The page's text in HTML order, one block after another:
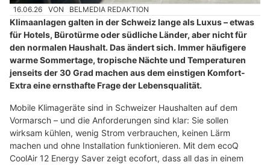
16.06.26 VON BELMEDIA REDAKTION
Klimaanlagen galten in der Schweiz lange als Luxus – etwas
für Hotels, Bürotürme oder südliche Länder, aber nicht für
den normalen Haushalt. Das ändert sich. Immer häufigere
warme Sommertage, tropische Nächte und Temperaturen
jenseits der 30 Grad machen aus dem einstigen Komfort-
Extra eine ernsthafte Frage der Lebensqualität.
Mobile Klimageräte sind in Schweizer Haushalten auf dem
Vormarsch – und die Anforderungen sind klar: Sie sollen
wirksam kühlen, wenig Strom verbrauchen, keinen Lärm
machen und ohne Installation funktionieren. Mit dem ecoQ
CoolAir 12 Energy Saver zeigt ecofort, dass all das in einem